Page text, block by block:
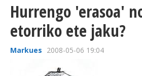
Hurrengo 'erasoa'
etorriko ete jaku?
Markues 2008-05-06 19:04